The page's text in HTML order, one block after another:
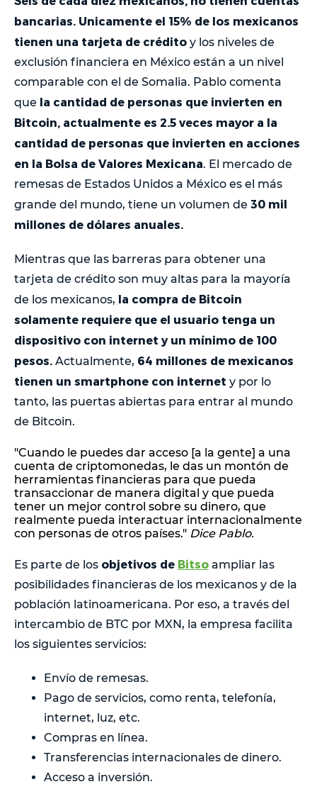
bancarias. Unicamente el 15% de los mexicanos
tienen una tarjeta de crédito y los niveles de
exclusión financiera en México están a un nivel
comparable con el de Somalia. Pablo comenta
que la cantidad de personas que invierten en
Bitcoin, actualmente es 2.5 veces mayor a la
cantidad de personas que invierten en acciones
en la Bolsa de Valores Mexicana. El mercado de
remesas de Estados Unidos a México es el más
grande del mundo, tiene un volumen de 30 mil
millones de dólares anuales.
Mientras que las barreras para obtener una
tarjeta de crédito son muy altas para la mayoría
de los mexicanos, la compra de Bitcoin
solamente requiere que el usuario tenga un
dispositivo con internet y un mínimo de 100
pesos. Actualmente, 64 millones de mexicanos
tienen un smartphone con internet y por lo
tanto, las puertas abiertas para entrar al mundo
de Bitcoin.
"Cuando le puedes dar acceso [a la gente] a una
cuenta de criptomonedas, le das un montón de
herramientas financieras para que pueda
transaccionar de manera digital y que pueda
tener un mejor control sobre su dinero, que
realmente pueda interactuar internacionalmente
con personas de otros países." Dice Pablo.
Es parte de los objetivos de Bitso ampliar las
posibilidades financieras de los mexicanos y de la
población latinoamericana. Por eso, a través del
intercambio de BTC por MXN, la empresa facilita
los siguientes servicios:
Envío de remesas.
Pago de servicios, como renta, telefonía,
internet, luz, etc.
Compras en línea.
Transferencias internacionales de dinero.
Acceso a inversión.